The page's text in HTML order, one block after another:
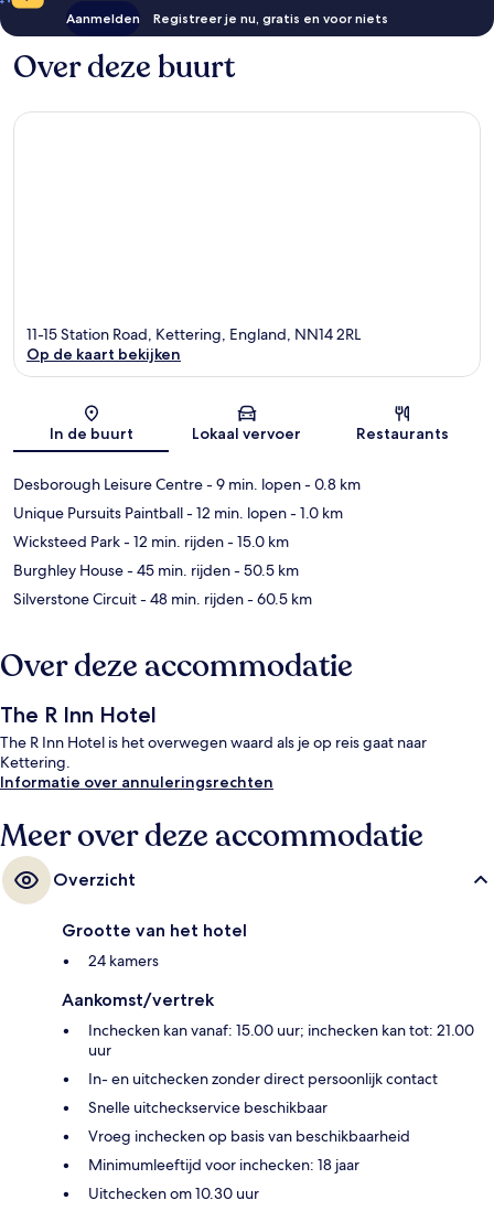
Aanmelden Registreer je nu, gratis en voor niets
Over deze buurt
Kaart
11-15 Station Road, Kettering, England, NN14 2RL
Op de kaart bekijken
In de buurt Lokaal vervoer Restaurants
Desborough Leisure Centre- 9 min. lopen- 0.8 km
Unique Pursuits Paintball- 12 min. lopen- 1.0 km
Wicksteed Park- 12 min. rijden- 15.0 km
Burghley House- 45 min. rijden- 50.5 km
Silverstone Circuit- 48 min. rijden- 60.5 km
Over deze accommodatie
The R Inn Hotel
The R Inn Hotel is het overwegen waard als je op reis gaat naar
Kettering.
Informatie over annuleringsrechten
Meer over deze accommodatie
Overzicht
Grootte van het hotel
24 kamers
Aankomst/vertrek
Inchecken kan vanaf: 15.00 uur; inchecken kan tot: 21.00
uur
In- en uitchecken zonder direct persoonlijk contact
Snelle uitcheckservice beschikbaar
Vroeg inchecken op basis van beschikbaarheid
Minimumleeftijd voor inchecken: 18 jaar
Uitchecken om 10.30 uur